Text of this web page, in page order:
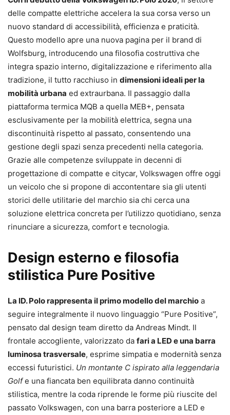
delle compatte elettriche accelera la sua corsa verso un
nuovo standard di accessibilità, efficienza e praticità.
Questo modello apre una nuova pagina per il brand di
Wolfsburg, introducendo una filosofia costruttiva che
integra spazio interno, digitalizzazione e riferimento alla
tradizione, il tutto racchiuso in dimensioni ideali per la
mobilità urbana ed extraurbana. Il passaggio dalla
piattaforma termica MQB a quella MEB+, pensata
esclusivamente per la mobilità elettrica, segna una
discontinuità rispetto al passato, consentendo una
gestione degli spazi senza precedenti nella categoria.
Grazie alle competenze sviluppate in decenni di
progettazione di compatte e citycar, Volkswagen offre oggi
un veicolo che si propone di accontentare sia gli utenti
storici delle utilitarie del marchio sia chi cerca una
soluzione elettrica concreta per l’utilizzo quotidiano, senza
rinunciare a sicurezza, comfort e tecnologia.
Design esterno e filosofia
stilistica Pure Positive
La ID. Polo rappresenta il primo modello del marchio a
seguire integralmente il nuovo linguaggio “Pure Positive”,
pensato dal design team diretto da Andreas Mindt. Il
frontale accogliente, valorizzato da fari a LED e una barra
luminosa trasversale, esprime simpatia e modernità senza
eccessi futuristici. Un montante C ispirato alla leggendaria
Golfe una fiancata ben equilibrata danno continuità
stilistica, mentre la coda riprende le forme più riuscite del
passato Volkswagen, con una barra posteriore a LED e